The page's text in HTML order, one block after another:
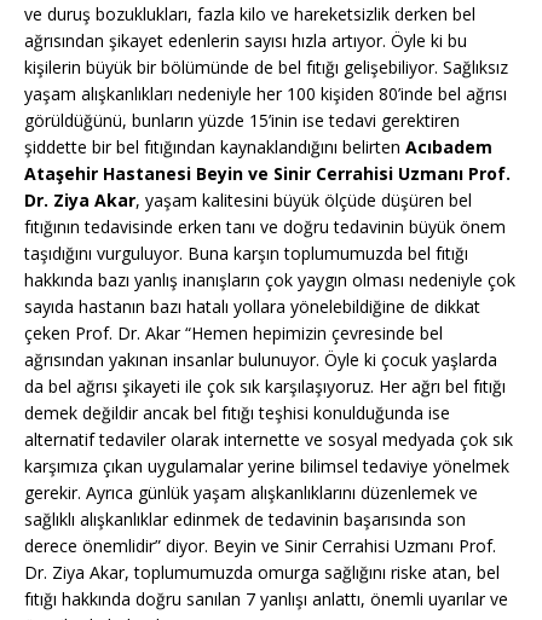
ve duruş bozuklukları, fazla kilo ve hareketsizlik derken bel
ağrısından şikayet edenlerin sayısı hızla artıyor. Öyle ki bu
kişilerin büyük bir bölümünde de bel fıtığı gelişebiliyor. Sağlıksız
yaşam alışkanlıkları nedeniyle her 100 kişiden 80’inde bel ağrısı
görüldüğünü, bunların yüzde 15’inin ise tedavi gerektiren
şiddette bir bel fıtığından kaynaklandığını belirten Acıbadem
Ataşehir Hastanesi Beyin ve Sinir Cerrahisi Uzmanı Prof.
Dr. Ziya Akar, yaşam kalitesini büyük ölçüde düşüren bel
fıtığının tedavisinde erken tanı ve doğru tedavinin büyük önem
taşıdığını vurguluyor. Buna karşın toplumumuzda bel fıtığı
hakkında bazı yanlış inanışların çok yaygın olması nedeniyle çok
sayıda hastanın bazı hatalı yollara yönelebildiğine de dikkat
çeken Prof. Dr. Akar “Hemen hepimizin çevresinde bel
ağrısından yakınan insanlar bulunuyor. Öyle ki çocuk yaşlarda
da bel ağrısı şikayeti ile çok sık karşılaşıyoruz. Her ağrı bel fıtığı
demek değildir ancak bel fıtığı teşhisi konulduğunda ise
alternatif tedaviler olarak internette ve sosyal medyada çok sık
karşımıza çıkan uygulamalar yerine bilimsel tedaviye yönelmek
gerekir. Ayrıca günlük yaşam alışkanlıklarını düzenlemek ve
sağlıklı alışkanlıklar edinmek de tedavinin başarısında son
derece önemlidir” diyor. Beyin ve Sinir Cerrahisi Uzmanı Prof.
Dr. Ziya Akar, toplumumuzda omurga sağlığını riske atan, bel
fıtığı hakkında doğru sanılan 7 yanlışı anlattı, önemli uyarılar ve